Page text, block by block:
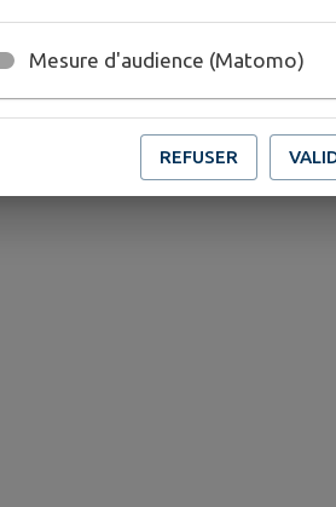
Mesure d'audience (Matomo)
REFUSER